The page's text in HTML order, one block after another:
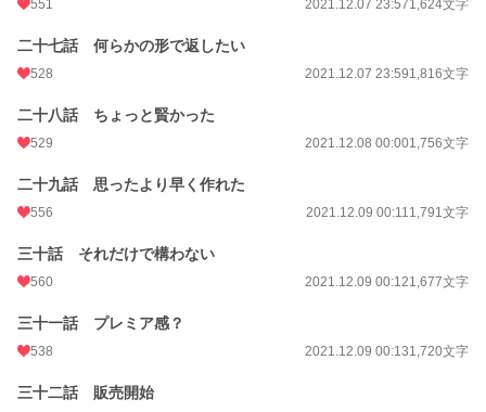
551 2021.12.07 23:571,624文字
二十七話 何らかの形で返したい
528 2021.12.07 23:591,816文字
二十八話 ちょっと賢かった
529 2021.12.08 00:001,756文字
二十九話 思ったより早く作れた
556 2021.12.09 00:111,791文字
三十話 それだけで構わない
560 2021.12.09 00:121,677文字
三十一話 プレミア感？
538 2021.12.09 00:131,720文字
三十二話 販売開始